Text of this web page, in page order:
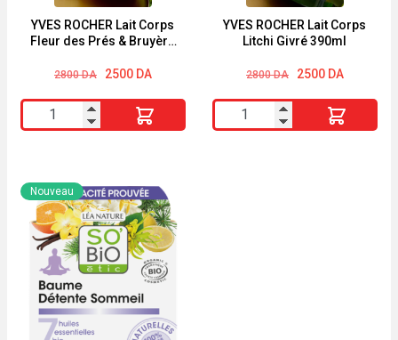
YVES ROCHER Lait Corps
Fleur des Prés & Bruyère
2800DA
Le
initial
était :
2800 DA.
2500 DA
Le
actuel
est :
2500 DA.
quantité
de
ROCHER
Lait
Corps
Fleur
des
Prés
YVES ROCHER Lait Corps
Litchi Givré 390ml
2800DA
Le
initial
était :
2800 DA.
2500 DA
Le
actuel
est :
2500 DA.
quantité
de
Nouveau